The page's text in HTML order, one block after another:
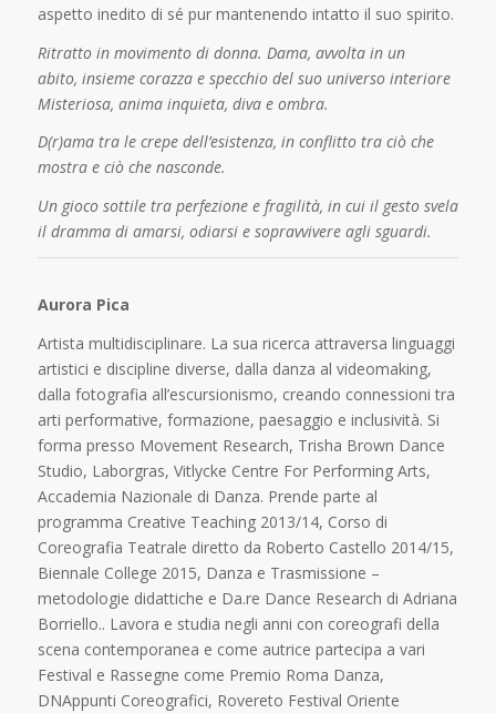
aspetto inedito di sé pur mantenendo intatto il suo spirito.
Ritratto in movimento di donna. Dama, avvolta in un
abito, insieme corazza e specchio del suo universo interiore
Misteriosa, anima inquieta, diva e ombra.
D(r)ama tra le crepe dell’esistenza, in conflitto tra ciò che
mostra e ciò che nasconde.
Un gioco sottile tra perfezione e fragilità, in cui il gesto svela
il dramma di amarsi, odiarsi e sopravvivere agli sguardi.
Aurora Pica
Artista multidisciplinare. La sua ricerca attraversa linguaggi
artistici e discipline diverse, dalla danza al videomaking,
dalla fotografia all’escursionismo, creando connessioni tra
arti performative, formazione, paesaggio e inclusività. Si
forma presso Movement Research, Trisha Brown Dance
Studio, Laborgras, Vitlycke Centre For Performing Arts,
Accademia Nazionale di Danza. Prende parte al
programma Creative Teaching 2013/14, Corso di
Coreografia Teatrale diretto da Roberto Castello 2014/15,
Biennale College 2015, Danza e Trasmissione –
metodologie didattiche e Da.re Dance Research di Adriana
Borriello.. Lavora e studia negli anni con coreografi della
scena contemporanea e come autrice partecipa a vari
Festival e Rassegne come Premio Roma Danza,
DNAppunti Coreografici, Rovereto Festival Oriente